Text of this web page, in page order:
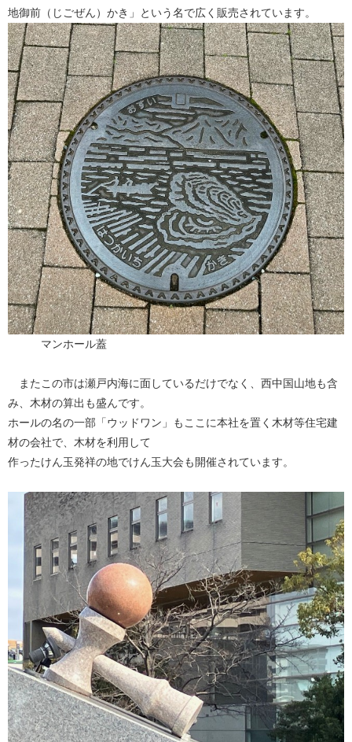
地御前（じごぜん）かき」という名で広く販売されています。
マンホール蓋
またこの市は瀬戸内海に面しているだけでなく、西中国山地も含
み、木材の算出も盛んです。
ホールの名の一部「ウッドワン」もここに本社を置く木材等住宅建
材の会社で、木材を利用して
作ったけん玉発祥の地でけん玉大会も開催されています。